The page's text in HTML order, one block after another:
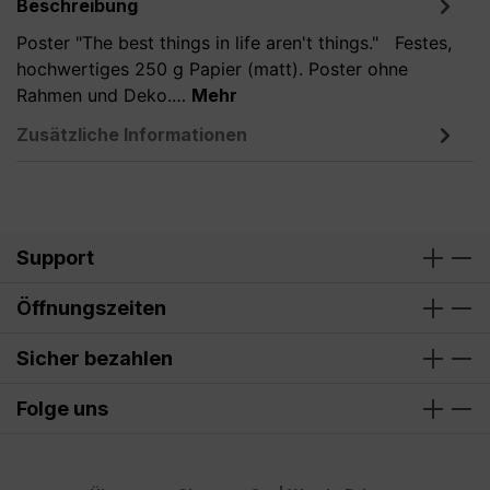
Beschreibung
Poster "The best things in life aren't things." Festes,
hochwertiges 250 g Papier (matt). Poster ohne
Rahmen und Deko.… Mehr
Zusätzliche Informationen
Support
Öffnungszeiten
Sicher bezahlen
Folge uns